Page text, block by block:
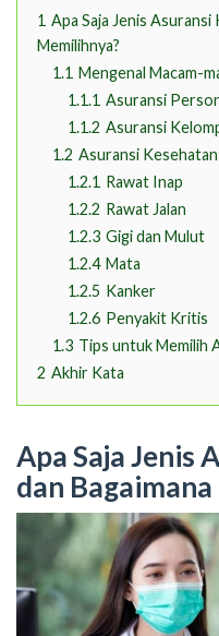
1 Apa Saja Jenis Asuransi
Memilihnya?
1.1 Mengenal Macam-
1.1.1 Asuransi
1.1.2 Asuransi
1.2 Asuransi
1.2.1 Rawat Inap
1.2.2 Rawat Jalan
1.2.3 Gigi dan Mulut
1.2.4 Mata
1.2.5 Kanker
1.2.6 Penyakit Kritis
1.3 Tips untuk Memilih
2 Akhir Kata
Apa Saja Jenis
dan